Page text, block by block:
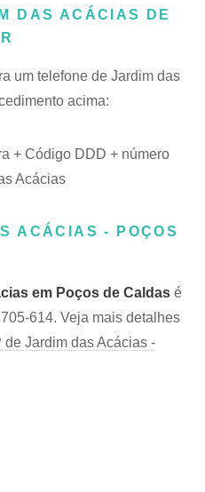
DAS ACÁCIAS DE
um telefone de Jardim das
acima:
+ Código DDD + número
Acácias
ACÁCIAS - POÇOS
em Poços de Caldas é
614. Veja mais detalhes
de Jardim das Acácias -